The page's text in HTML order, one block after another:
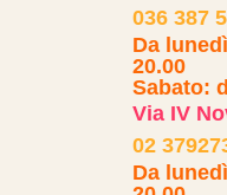
036 387
Da
20.00
Sabato:
Via IV
02
Da